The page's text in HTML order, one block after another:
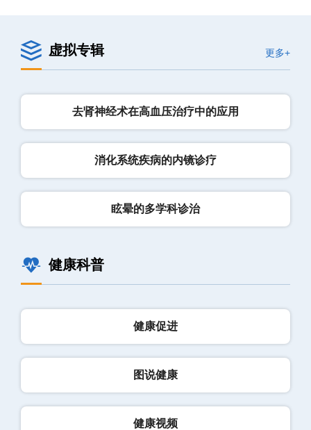
虚拟专辑 更多+
去肾神经术在高血压治疗中的应用
消化系统疾病的内镜诊疗
眩晕的多学科诊治
健康科普
健康促进
图说健康
健康视频